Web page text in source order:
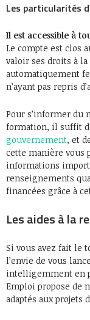
Les particularités
Il est accessible à
Le compte est clos
valoir ses droits à
automatiquement
n’ayant pas repris
Pour s’informer du
formation, il suffit
gouvernement, et
cette manière vous
informations
renseignements
financées grâce à
Les aides à la
Si vous avez fait le
l’envie de vous
intelligemment en
Emploi propose de
adaptés aux projets